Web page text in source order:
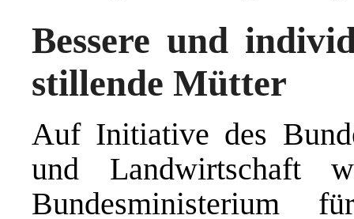
Bessere und
stillende Mütter
Auf Initiative des
und Landwirtschaft
Bundesministerium